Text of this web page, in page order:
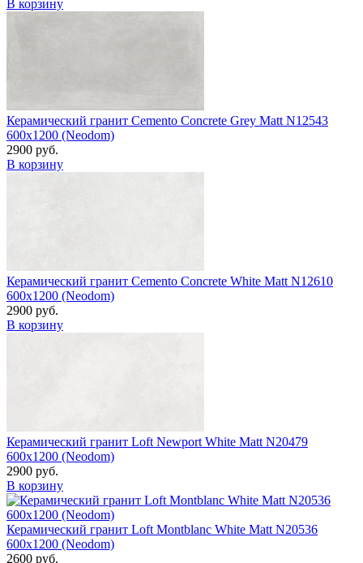
В корзину
Керамический гранит Cemento Concrete Grey Matt N12543
600x1200 (Neodom)
2900 руб.
В корзину
Керамический гранит Cemento Concrete White Matt N12610
600x1200 (Neodom)
2900 руб.
В корзину
Керамический гранит Loft Newport White Matt N20479
600x1200 (Neodom)
2900 руб.
В корзину
Керамический гранит Loft Montblanc White Matt N20536
600x1200 (Neodom)
2600 руб.